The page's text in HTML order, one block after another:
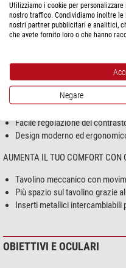
SI ADATTA ALLE TUE ESIGENZE
Condensatore rimovibile per
Facile regolazione del
Design moderno ed
AUMENTA IL TUO COMFORT
Tavolino meccanico con
Più spazio sul tavolino grazie
Inserti metallici intercambiabili
OBIETTIVI E OCULARI
Utilizziamo i cookie per
nostro traffico. Condividiamo inoltre
nostri partner pubblicitari e analitici,
che avete fornito loro o che hanno
Negare